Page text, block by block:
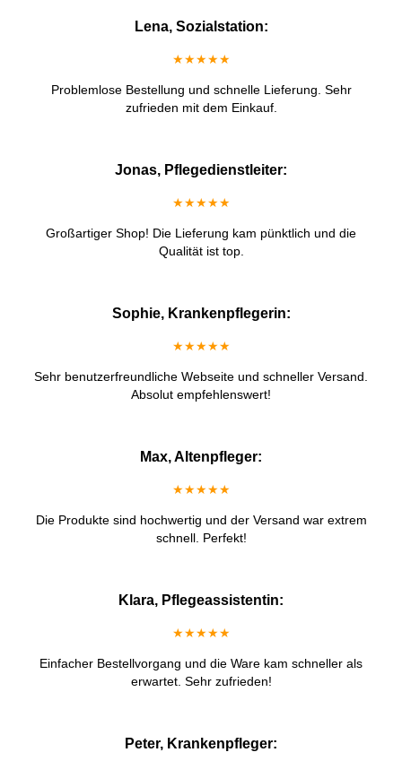
Lena, Sozialstation:
★★★★★
Problemlose Bestellung und schnelle Lieferung. Sehr
zufrieden mit dem Einkauf.
Jonas, Pflegedienstleiter:
★★★★★
Großartiger Shop! Die Lieferung kam pünktlich und die
Qualität ist top.
Sophie, Krankenpflegerin:
★★★★★
Sehr benutzerfreundliche Webseite und schneller Versand.
Absolut empfehlenswert!
Max, Altenpfleger:
★★★★★
Die Produkte sind hochwertig und der Versand war extrem
schnell. Perfekt!
Klara, Pflegeassistentin:
★★★★★
Einfacher Bestellvorgang und die Ware kam schneller als
erwartet. Sehr zufrieden!
Peter, Krankenpfleger: